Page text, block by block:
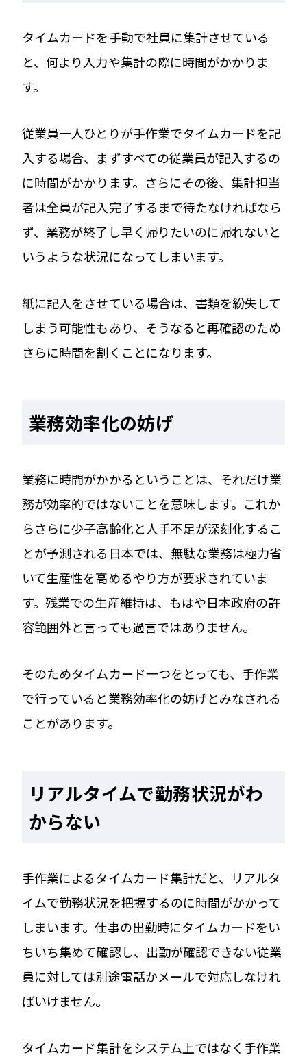
タイムカードを手動で社員に集計させている
と、何より入力や集計の際に時間がかかりま
す。
従業員一人ひとりが手作業でタイムカードを記
入する場合、まずすべての従業員が記入するの
に時間がかかります。さらにその後、集計担当
者は全員が記入完了するまで待たなければなら
ず、業務が終了し早く帰りたいのに帰れないと
いうような状況になってしまいます。
紙に記入をさせている場合は、書類を紛失して
しまう可能性もあり、そうなると再確認のため
さらに時間を割くことになります。
業務効率化の妨げ
業務に時間がかかるということは、それだけ業
務が効率的ではないことを意味します。これか
らさらに少子高齢化と人手不足が深刻化するこ
とが予測される日本では、無駄な業務は極力省
いて生産性を高めるやり方が要求されていま
す。残業での生産維持は、もはや日本政府の許
容範囲外と言っても過言ではありません。
そのためタイムカード一つをとっても、手作業
で行っていると業務効率化の妨げとみなされる
ことがあります。
リアルタイムで勤務状況がわ
からない
手作業によるタイムカード集計だと、リアルタ
イムで勤務状況を把握するのに時間がかかって
しまいます。仕事の出勤時にタイムカードをい
ちいち集めて確認し、出勤が確認できない従業
員に対しては別途電話かメールで対応しなけれ
ばいけません。
タイムカード集計をシステム上ではなく手作業